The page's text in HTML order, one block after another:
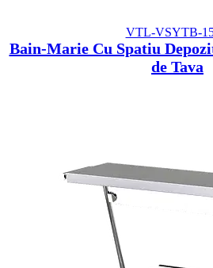
VTL-VSYTB-
Bain-Marie Cu Spatiu
de Tava